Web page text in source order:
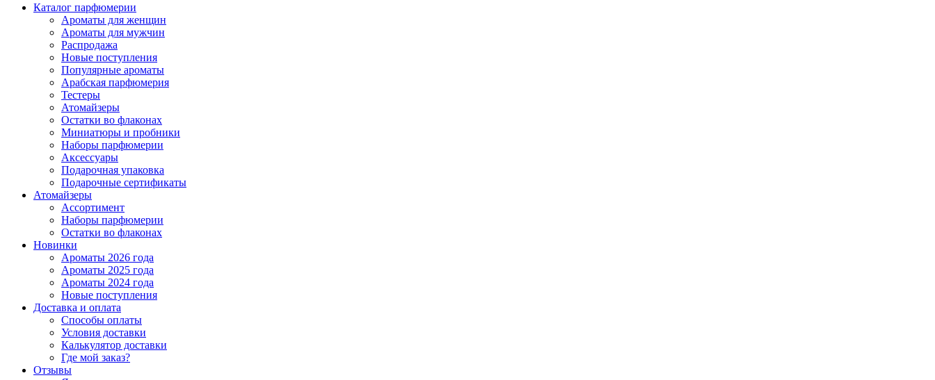
Каталог парфюмерии
Ароматы для женщин
Ароматы для мужчин
Распродажа
Новые поступления
Популярные ароматы
Арабская парфюмерия
Тестеры
Атомайзеры
Остатки во флаконах
Миниатюры и пробники
Наборы парфюмерии
Аксессуары
Подарочная упаковка
Подарочные сертификаты
Атомайзеры
Ассортимент
Наборы парфюмерии
Остатки во флаконах
Новинки
Ароматы 2026 года
Ароматы 2025 года
Ароматы 2024 года
Новые поступления
Доставка и оплата
Способы оплаты
Условия доставки
Калькулятор доставки
Где мой заказ?
Отзывы